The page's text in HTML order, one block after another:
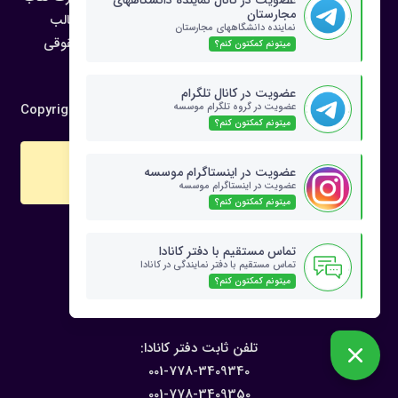
نیز منتشر شده است، هرگونه كپی برداری یا اقتباس از مطالب
سایت بدون اجازه كتبی مدیریت سایت پیگرد قانونی و حقوقی
دارد.
Copyright © 2021 of IrHungary.com all reserved ®&
settings_cell اطلاعات تماس
208-132, West 15th Street,
Lonsdale Ave., North Vancouver,
:تلفن ثابت دفتر کانادا
001-778-3409340
مجارستان
نماینده دانشگاههای مجارستان
میتونم کمکتون کنم؟
عضویت در کانال تلگرام
عضویت در گروه تلگرام موسسه
میتونم کمکتون کنم؟
عضویت در اینستاگرام موسسه
عضویت در اینستاگرام موسسه
میتونم کمکتون کنم؟
تماس مستقیم با دفتر کانادا
تماس مستقیم با دفتر نمایندگی در کانادا
میتونم کمکتون کنم؟